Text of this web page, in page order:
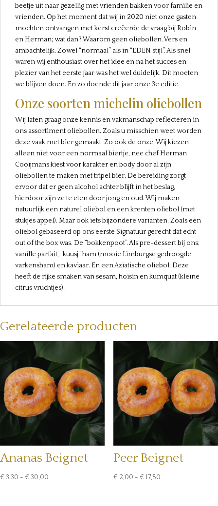
beetje uit naar gezellig met vrienden bakken voor familie en
vrienden. Op het moment dat wij in 2020 niet onze gasten
mochten ontvangen met kerst creëerde de vraag bij Robin
en Herman; wat dan? Waarom geen oliebollen. Vers en
ambachtelijk. Zowel “normaal” als in “EDEN stijl”. Als snel
waren wij enthousiast over het idee en na het succes en
plezier van het eerste jaar was het wel duidelijk. Dit moeten
we blijven doen. En zo doende dit jaar onze 3e editie.
Onze soorten michelin oliebollen
Wij laten graag onze kennis en vakmanschap reflecteren in
ons assortiment oliebollen. Zoals u misschien weet worden
deze vaak met bier gemaakt. Zo ook de onze. Wij kiezen
alleen niet voor een normaal biertje, nee chef Herman
Cooijmans kiest voor karakter en body door al zijn
oliebollen te maken met tripel bier. De bereiding zorgt
ervoor dat er geen alcohol achter blijft in het beslag,
hierdoor zijn ze te eten door jong en oud. Wij maken
natuurlijk een naturel oliebol en een krenten oliebol (met
stukjes appel). Maar ook iets bijzondere varianten. Zoals een
oliebol gebaseerd op ons eerste Signatuur gerecht dat echt
out of the box was. De “bokkenpoot”. Als pre-dessert bij ons;
vanille parfait, “kuusj” ham (mooie Limburgse gedroogde
varkensham) en kaviaar. En een Aziatische oliebol. Deze
heeft de rijke smaken van sesam, hoisin en kumquat (kleine
citrus vruchtjes).
Gerelateerde producten
Ananas Beignet
€ 3,30 - € 30,00
Peer Beignet
€ 2,00 - € 17,50Prijsklasse: